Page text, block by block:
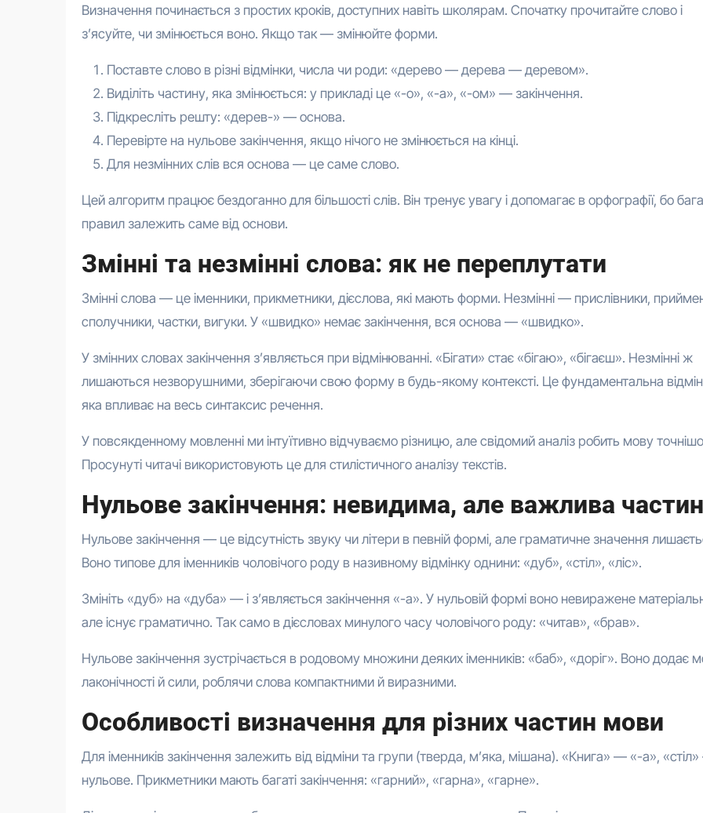
Визначення починається з простих кроків, доступних навіть школярам. Спочатку прочитайте слово і
з’ясуйте, чи змінюється воно. Якщо так — змінюйте форми.
Поставте слово в різні відмінки, числа чи роди: «дерево — дерева — деревом».
Виділіть частину, яка змінюється: у прикладі це «-о», «-а», «-ом» — закінчення.
Підкресліть решту: «дерев-» — основа.
Перевірте на нульове закінчення, якщо нічого не змінюється на кінці.
Для незмінних слів вся основа — це саме слово.
Цей алгоритм працює бездоганно для більшості слів. Він тренує увагу і допомагає в орфографії, бо
правил залежить саме від основи.
Змінні та незмінні слова: як не переплутати
Змінні слова — це іменники, прикметники, дієслова, які мають форми. Незмінні — прислівники,
сполучники, частки, вигуки. У «швидко» немає закінчення, вся основа — «швидко».
У змінних словах закінчення з’являється при відмінюванні. «Бігати» стає «бігаю», «бігаєш». Незмінні ж
лишаються незворушними, зберігаючи свою форму в будь-якому контексті. Це фундаментальна
яка впливає на весь синтаксис речення.
У повсякденному мовленні ми інтуїтивно відчуваємо різницю, але свідомий аналіз робить мову
Просунуті читачі використовують це для стилістичного аналізу текстів.
Нульове закінчення: невидима, але важлива
Нульове закінчення — це відсутність звуку чи літери в певній формі, але граматичне значення
Воно типове для іменників чоловічого роду в називному відмінку однини: «дуб», «стіл», «ліс».
Змініть «дуб» на «дуба» — і з’являється закінчення «-а». У нульовій формі воно невиражене
але існує граматично. Так само в дієсловах минулого часу чоловічого роду: «читав», «брав».
Нульове закінчення зустрічається в родовому множини деяких іменників: «баб», «доріг». Воно додає
лаконічності й сили, роблячи слова компактними й виразними.
Особливості визначення для різних частин мови
Для іменників закінчення залежить від відміни та групи (тверда, м’яка, мішана). «Книга» — «-а»,
нульове. Прикметники мають багаті закінчення: «гарний», «гарна», «гарне».